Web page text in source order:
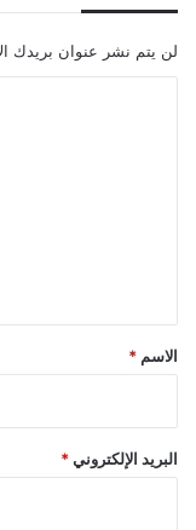
لن يتم نشر عنوان بريدك
*
الاسم *
البريد الإلكتروني *